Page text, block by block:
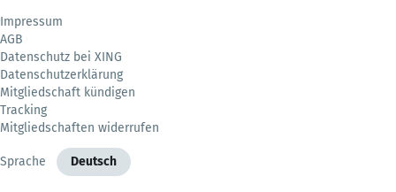
Impressum
AGB
Datenschutz bei XING
Datenschutzerklärung
Mitgliedschaft kündigen
Tracking
Mitgliedschaften widerrufen
Sprache Deutsch